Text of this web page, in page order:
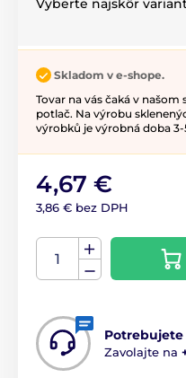
Vyberte najskôr
Skladom v e-shope.
Tovar na vás čaká v
potlač. Na výrobu
výrobků je výrobná doba
4,67 €
3,86 € bez DPH
Zavolajte na